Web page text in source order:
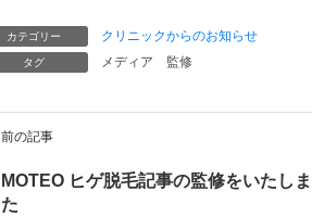
カテゴリー クリニックからのお知らせ
タグ メディア 監修
前の記事
MOTEO ヒゲ脱毛記事の監修をいたし
た